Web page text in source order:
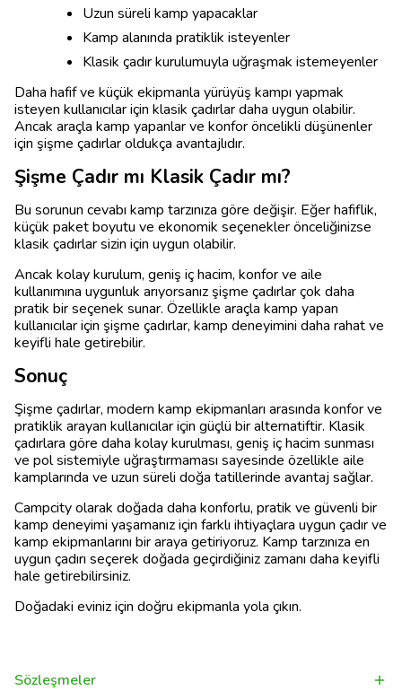
Uzun süreli kamp yapacaklar
Kamp alanında pratiklik isteyenler
Klasik çadır kurulumuyla uğraşmak istemeyenler
Daha hafif ve küçük ekipmanla yürüyüş kampı yapmak
isteyen kullanıcılar için klasik çadırlar daha uygun olabilir.
Ancak araçla kamp yapanlar ve konfor öncelikli düşünenler
için şişme çadırlar oldukça avantajlıdır.
Şişme Çadır mı Klasik Çadır mı?
Bu sorunun cevabı kamp tarzınıza göre değişir. Eğer hafiflik,
küçük paket boyutu ve ekonomik seçenekler önceliğinizse
klasik çadırlar sizin için uygun olabilir.
Ancak kolay kurulum, geniş iç hacim, konfor ve aile
kullanımına uygunluk arıyorsanız şişme çadırlar çok daha
pratik bir seçenek sunar. Özellikle araçla kamp yapan
kullanıcılar için şişme çadırlar, kamp deneyimini daha rahat ve
keyifli hale getirebilir.
Sonuç
Şişme çadırlar, modern kamp ekipmanları arasında konfor ve
pratiklik arayan kullanıcılar için güçlü bir alternatiftir. Klasik
çadırlara göre daha kolay kurulması, geniş iç hacim sunması
ve pol sistemiyle uğraştırmaması sayesinde özellikle aile
kamplarında ve uzun süreli doğa tatillerinde avantaj sağlar.
Campcity olarak doğada daha konforlu, pratik ve güvenli bir
kamp deneyimi yaşamanız için farklı ihtiyaçlara uygun çadır ve
kamp ekipmanlarını bir araya getiriyoruz. Kamp tarzınıza en
uygun çadırı seçerek doğada geçirdiğiniz zamanı daha keyifli
hale getirebilirsiniz.
Doğadaki eviniz için doğru ekipmanla yola çıkın.
Sözleşmeler